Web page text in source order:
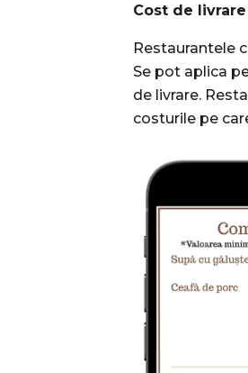
Cost de
Restaurantele
Se pot aplica
de livrare.
costurile pe